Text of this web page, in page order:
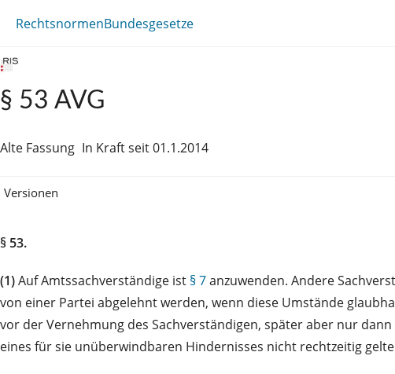
RechtsnormenBundesgesetze
§ 53 AVG
Alte Fassung In Kraft seit 01.1.2014
Versionen
§ 53.
(1)Auf Amtssachverständige ist § 7anzuwenden. Andere
von einer Partei abgelehnt werden, wenn diese Umstände
vor der Vernehmung des Sachverständigen, später aber nur
eines für sie unüberwindbaren Hindernisses nicht rechtzeitig